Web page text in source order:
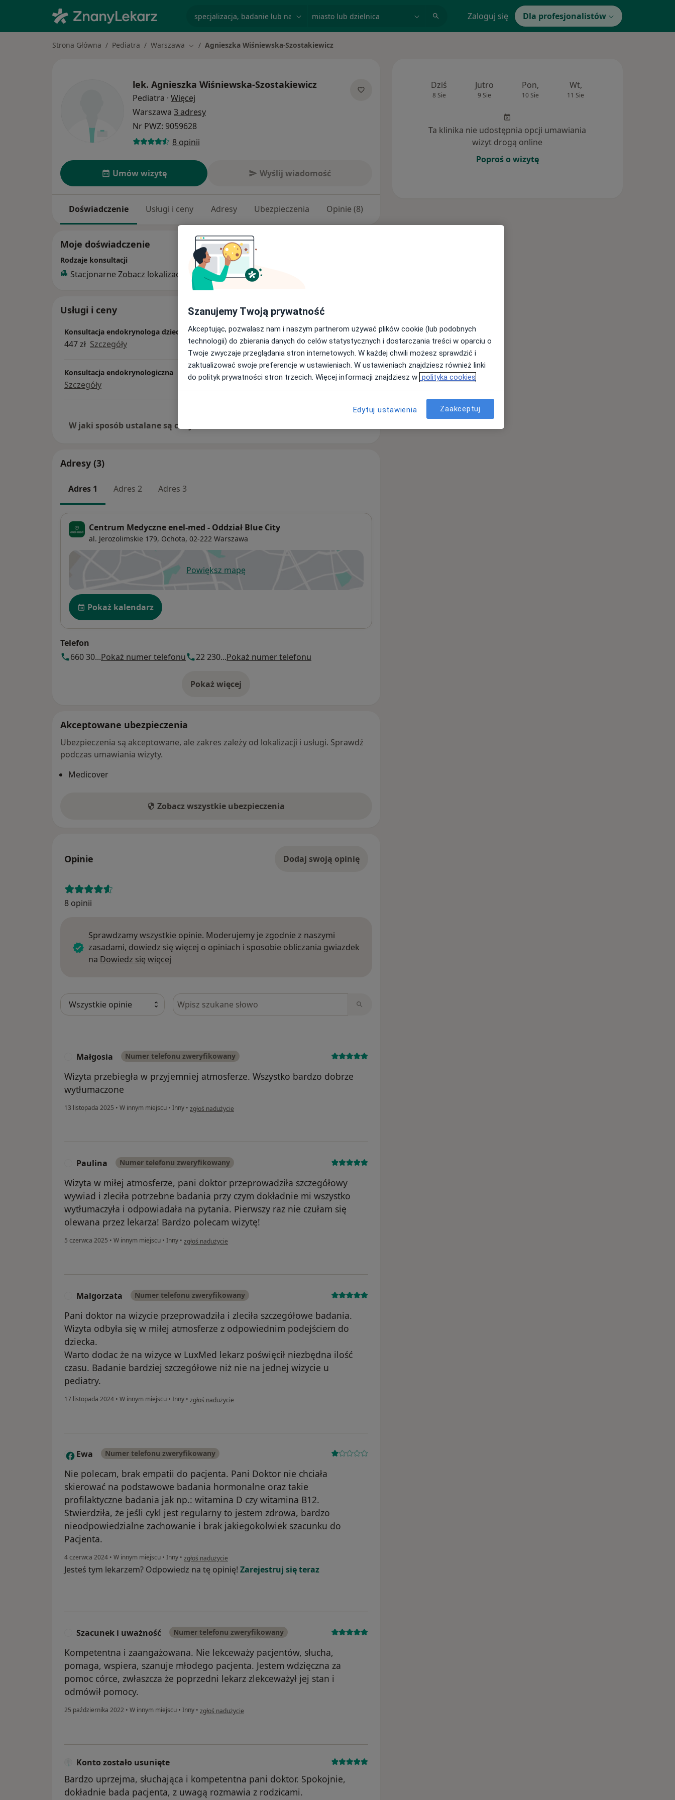
Zaloguj się Dla profesjonalistów
Strona Główna Pediatra Warszawa Zmień miasto
Agnieszka Wiśniewska-Szostakiewicz
lek. Agnieszka Wiśniewska-Szostakiewicz
Pediatra · Więcej
Warszawa 3 adresy
Nr PWZ: 9059628
8 opinii
Umów wizytę Wyślij wiadomość
Doświadczenie Usługi i ceny Adresy Ubezpieczenia Opinie (8)
Moje doświadczenie
Rodzaje konsultacji
Stacjonarne Zobacz lokalizacje (1)
Usługi i ceny
Konsultacja endokrynologa dziecięcego
447 zł Szczegóły Umów wizytę
Konsultacja endokrynologiczna
Szczegóły
W jaki sposób ustalane są ceny?
Adresy (3)
Adres 1 Adres 2 Adres 3
Centrum Medyczne enel-med - Oddział Blue City
al. Jerozolimskie 179, Ochota, 02-222 Warszawa
Powiększ mapęotwiera się w nowej karcie
Dostępność
Pokaż kalendarz
Telefon
660 30...Pokaż numer telefonu 22 230...Pokaż numer telefonu
Pokaż więcej
o adresie
Akceptowane ubezpieczenia
Ubezpieczenia są akceptowane, ale zakres zależy od lokalizacji i usługi. Sprawdź
podczas umawiania wizyty.
Medicover
Zobacz wszystkie ubezpieczenia
Opinie Dodaj swoją opinię
8 opinii
Sprawdzamy wszystkie opinie. Moderujemy je zgodnie z naszymi
zasadami, dowiedz się więcej o opiniach i sposobie obliczania gwiazdek
na Dowiedz się więcej
Szukaj w opiniach
Małgosia Numer telefonu zweryfikowany
Wizyta przebiegła w przyjemniej atmosferze. Wszystko bardzo dobrze
wytłumaczone
13 listopada 2025 • W innym miejscu • Inny • w opinii użytkownika Małgosia
zgłoś nadużycie
Paulina Numer telefonu zweryfikowany
Wizyta w miłej atmosferze, pani doktor przeprowadziła szczegółowy
wywiad i zleciła potrzebne badania przy czym dokładnie mi wszystko
wytłumaczyła i odpowiadała na pytania. Pierwszy raz nie czułam się
olewana przez lekarza! Bardzo polecam wizytę!
5 czerwca 2025 • W innym miejscu • Inny • w opinii użytkownika Paulina
zgłoś nadużycie
Malgorzata Numer telefonu zweryfikowany
Pani doktor na wizycie przeprowadziła i zleciła szczegółowe badania.
Wizyta odbyła się w miłej atmosferze z odpowiednim podejściem do
dziecka.
Warto dodac że na wizyce w LuxMed lekarz poświęcił niezbędna ilość
czasu. Badanie bardziej szczegółowe niż nie na jednej wizycie u
pediatry.
17 listopada 2024 • W innym miejscu • Inny • w opinii użytkownika Malgorzata
zgłoś nadużycie
E Ewa Numer telefonu zweryfikowany
Nie polecam, brak empatii do pacjenta. Pani Doktor nie chciała
skierować na podstawowe badania hormonalne oraz takie
profilaktyczne badania jak np.: witamina D czy witamina B12.
Stwierdziła, że jeśli cykl jest regularny to jestem zdrowa, bardzo
nieodpowiedzialne zachowanie i brak jakiegokolwiek szacunku do
Pacjenta.
4 czerwca 2024 • W innym miejscu • Inny • w opinii użytkownika Ewa
zgłoś nadużycie
Jesteś tym lekarzem? Odpowiedz na tę opinię! Zarejestruj się teraz
Szacunek i uważność Numer telefonu zweryfikowany
Kompetentna i zaangażowana. Nie lekceważy pacjentów, słucha,
pomaga, wspiera, szanuje młodego pacjenta. Jestem wdzięczna za
pomoc córce, zwłaszcza że poprzedni lekarz zlekceważył jej stan i
odmówił pomocy.
25 października 2022 • W innym miejscu • Inny • w opinii użytkownika Szacunek i uważność
zgłoś nadużycie
Konto zostało usunięte
Bardzo uprzejma, słuchająca i kompetentna pani doktor. Spokojnie,
dokładnie bada pacjenta, z uwagą rozmawia z rodzicami.
Dziś
8 Sie
Jutro
9 Sie
Pon,
10 Sie
Wt,
11 Sie
Ta klinika nie udostępnia opcji umawiania
wizyt drogą online
Poproś o wizytę
Szanujemy Twoją prywatność
Akceptując, pozwalasz nam i naszym partnerom używać plików cookie (lub podobnych
technologii) do zbierania danych do celów statystycznych i dostarczania treści w oparciu o
Twoje zwyczaje przeglądania stron internetowych. W każdej chwili możesz sprawdzić i
zaktualizować swoje preferencje w ustawieniach. W ustawieniach znajdziesz również linki
do polityk prywatności stron trzecich. Więcej informacji znajdziesz w polityka cookies
Edytuj ustawienia Zaakceptuj